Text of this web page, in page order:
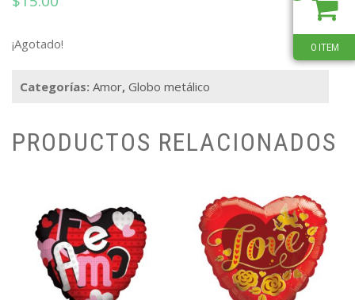
¡Agotado!
Categorías: Amor, Globo metálico
PRODUCTOS RELACIONADOS
0 ITEM